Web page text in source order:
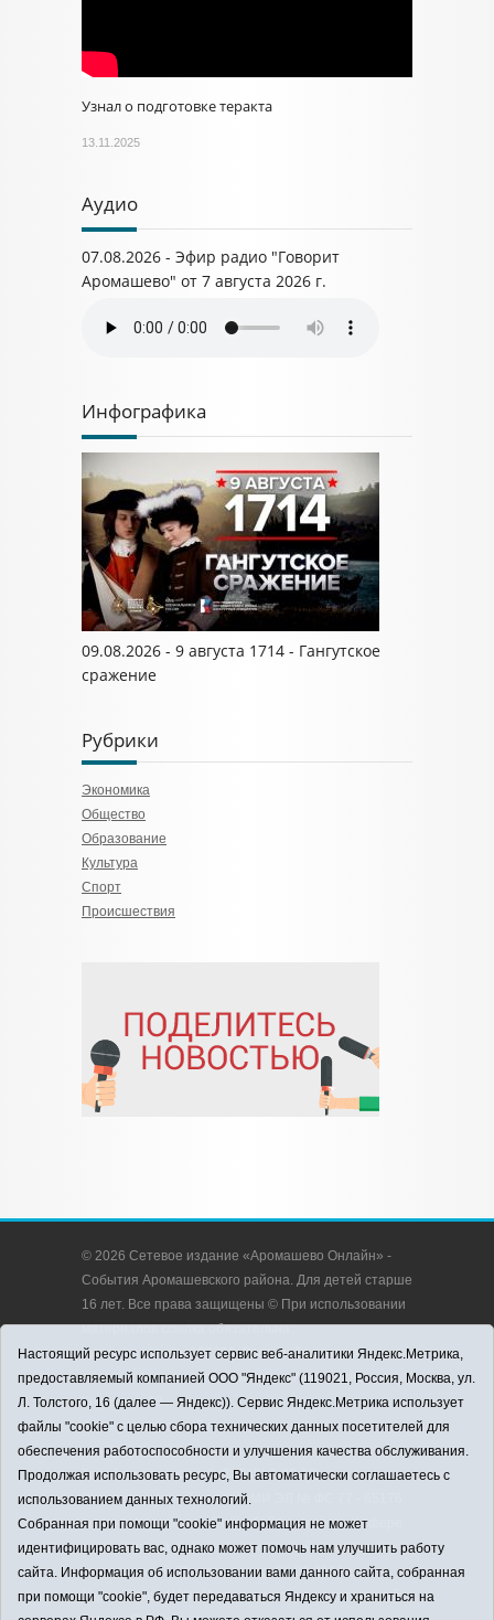
Узнал о подготовке теракта
13.11.2025
Аудио
07.08.2026 - Эфир радио "Говорит
Аромашево" от 7 августа 2026 г.
Инфографика
09.08.2026 - 9 августа 1714 - Гангутское
сражение
Рубрики
Экономика
Общество
Образование
Культура
Спорт
Происшествия
© 2026 Сетевое издание «Аромашево Онлайн» -
События Аромашевского района. Для детей старше
16 лет. Все права защищены © При использовании
материалов ссылка обязательна.
Адрес редакции: 627350, Россия, Тюменская
область, Аромашевский район, с. Аромашево, ул.
Кирова, д. 13.
Адрес электронной почты редакции:
strudu72@obl72.ru
Телефон редакции: 8 (34545) 2-30-58
Регистрационный номер СМИ ЭЛ № ФС 77 - 65176
выдано Федеральной службой по надзору в сфере
связи, информационных технологий и массовых
коммуникаций (Роскомнадзор) 28.03.2016 г.
Учредитель: АНО «Информационно-издательский
Настоящий ресурс использует сервис веб-аналитики Яндекс.Метрика,
предоставляемый компанией ООО "Яндекс" (119021, Россия, Москва, ул.
Л. Толстого, 16 (далее — Яндекс)). Сервис Яндекс.Метрика использует
файлы "cookie" с целью сбора технических данных посетителей для
обеспечения работоспособности и улучшения качества обслуживания.
Продолжая использовать ресурс, Вы автоматически соглашаетесь с
использованием данных технологий.
Собранная при помощи "cookie" информация не может
идентифицировать вас, однако может помочь нам улучшить работу
сайта. Информация об использовании вами данного сайта, собранная
при помощи "cookie", будет передаваться Яндексу и храниться на